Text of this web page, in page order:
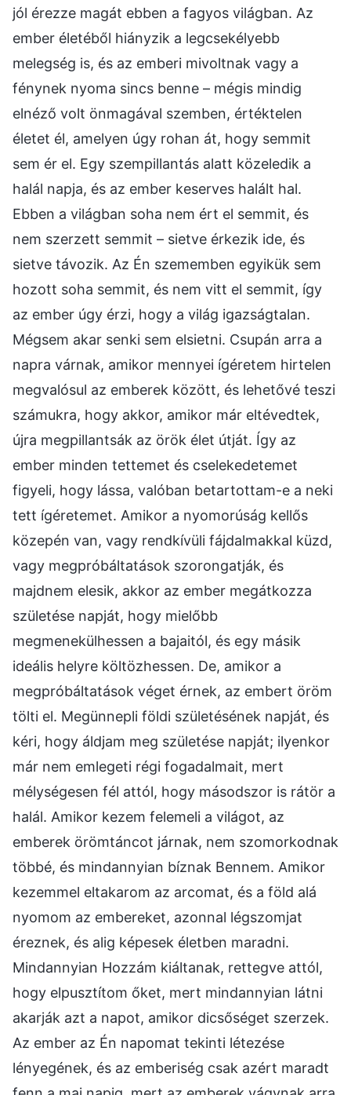
jól érezze magát ebben a fagyos világban. Az
ember életéből hiányzik a legcsekélyebb
melegség is, és az emberi mivoltnak vagy a
fénynek nyoma sincs benne – mégis mindig
elnéző volt önmagával szemben, értéktelen
életet él, amelyen úgy rohan át, hogy semmit
sem ér el. Egy szempillantás alatt közeledik a
halál napja, és az ember keserves halált hal.
Ebben a világban soha nem ért el semmit, és
nem szerzett semmit – sietve érkezik ide, és
sietve távozik. Az Én szememben egyikük sem
hozott soha semmit, és nem vitt el semmit, így
az ember úgy érzi, hogy a világ igazságtalan.
Mégsem akar senki sem elsietni. Csupán arra a
napra várnak, amikor mennyei ígéretem hirtelen
megvalósul az emberek között, és lehetővé teszi
számukra, hogy akkor, amikor már eltévedtek,
újra megpillantsák az örök élet útját. Így az
ember minden tettemet és cselekedetemet
figyeli, hogy lássa, valóban betartottam-e a neki
tett ígéretemet. Amikor a nyomorúság kellős
közepén van, vagy rendkívüli fájdalmakkal küzd,
vagy megpróbáltatások szorongatják, és
majdnem elesik, akkor az ember megátkozza
születése napját, hogy mielőbb
megmenekülhessen a bajaitól, és egy másik
ideális helyre költözhessen. De, amikor a
megpróbáltatások véget érnek, az embert öröm
tölti el. Megünnepli földi születésének napját, és
kéri, hogy áldjam meg születése napját; ilyenkor
már nem emlegeti régi fogadalmait, mert
mélységesen fél attól, hogy másodszor is rátör a
halál. Amikor kezem felemeli a világot, az
emberek örömtáncot járnak, nem szomorkodnak
többé, és mindannyian bíznak Bennem. Amikor
kezemmel eltakarom az arcomat, és a föld alá
nyomom az embereket, azonnal légszomjat
éreznek, és alig képesek életben maradni.
Mindannyian Hozzám kiáltanak, rettegve attól,
hogy elpusztítom őket, mert mindannyian látni
akarják azt a napot, amikor dicsőséget szerzek.
Az ember az Én napomat tekinti létezése
lényegének, és az emberiség csak azért maradt